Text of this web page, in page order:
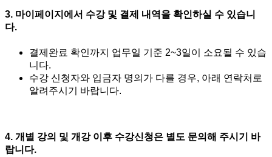
3. 마이페이지에서 수강 및 결제 내역을 확인하실 수 있습니
다.
결제완료 확인까지 업무일 기준 2~3일이 소요될 수 있습
니다.
수강 신청자와 입금자 명의가 다를 경우, 아래 연락처로
알려주시기 바랍니다.
4. 개별 강의 및 개강 이후 수강신청은 별도 문의해 주시기 바
랍니다.